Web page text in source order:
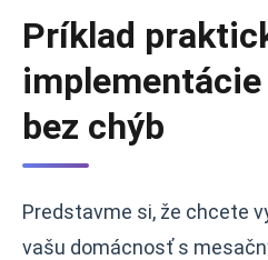
Príklad
bez chýb
Predstavme si, že chcete
vašu domácnosť s